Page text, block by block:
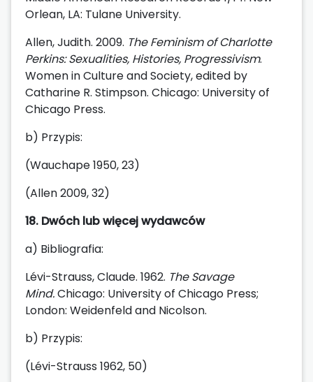
Orlean, LA: Tulane University.
Allen, Judith. 2009. The Feminism of Charlotte
Perkins: Sexualities, Histories, Progressivism.
Women in Culture and Society, edited by
Catharine R. Stimpson. Chicago: University of
Chicago Press.
b) Przypis:
(Wauchape 1950, 23)
(Allen 2009, 32)
18. Dwóch lub więcej wydawców
a) Bibliografia:
Lévi-Strauss, Claude. 1962. The Savage
Mind.Chicago: University of Chicago Press;
London: Weidenfeld and Nicolson.
b) Przypis:
(Lévi-Strauss 1962, 50)